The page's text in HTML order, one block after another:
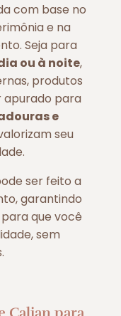
com base no
e na
Seja para
ou à noite,
produtos
apurado para
e
seu
ser feito a
garantindo
que você
sem